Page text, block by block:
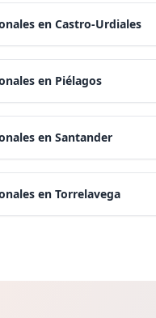
en Castro-Urdiales
en Piélagos
en Santander
en Torrelavega